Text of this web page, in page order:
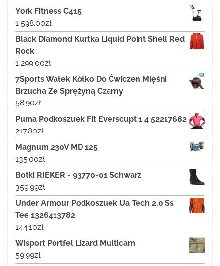
York Fitness C415
1 598.00zł
Black Diamond Kurtka Liquid Point Shell Red
Rock
1 299.00zł
7Sports Wałek Kółko Do Ćwiczeń Mięśni
Brzucha Ze Sprężyną Czarny
58.90zł
Puma Podkoszuek Fit Everscupt 1 4 52217682
217.80zł
Magnum 230V MD 125
135.00zł
Botki RIEKER - 93770-01 Schwarz
359.99zł
Under Armour Podkoszuek Ua Tech 2.0 Ss
Tee 1326413782
144.10zł
Wisport Portfel Lizard Multicam
59.99zł